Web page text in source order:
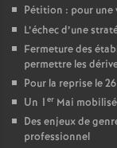
Pétition : pour
L’échec d’une
Fermeture des
permettre les
Pour la reprise le
Un 1 er Mai mobilisé
Des enjeux de
professionnel